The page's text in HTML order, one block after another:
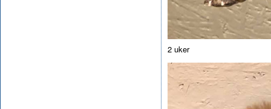
2 uker